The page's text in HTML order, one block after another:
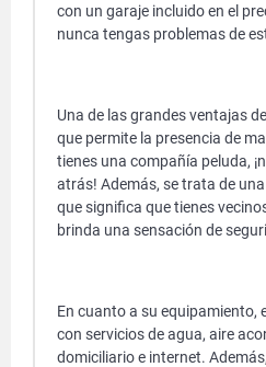
con un garaje incluido en el
nunca tengas problemas de
Una de las grandes ventajas
que permite la presencia de
tienes una compañía peluda,
atrás! Además, se trata de
que significa que tienes
brinda una sensación de
En cuanto a su equipamiento,
con servicios de agua, aire
domiciliario e internet.